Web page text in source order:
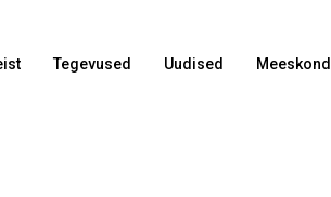
Tegevused Uudised Meeskond